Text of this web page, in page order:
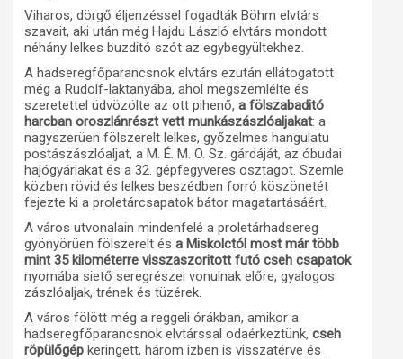
Viharos, dörgő éljenzéssel fogadták Böhm elvtárs
szavait, aki után még Hajdu László elvtárs mondott
néhány lelkes buzditó szót az egybegyültekhez.
A hadseregfőparancsnok elvtárs ezután ellátogatott
még a Rudolf-laktanyába, ahol megszemlélte és
szeretettel üdvözölte az ott pihenő, a fölszabaditó
harcban oroszlánrészt vett munkászászlóaljakat: a
nagyszerüen fölszerelt lelkes, győzelmes hangulatu
postászászlóaljat, a M. É. M. O. Sz. gárdáját, az óbudai
hajógyáriakat és a 32. gépfegyveres osztagot. Szemle
közben rövid és lelkes beszédben forró köszönetét
fejezte ki a proletárcsapatok bátor magatartásáért.
A város utvonalain mindenfelé a proletárhadsereg
gyönyörüen fölszerelt és a Miskolctól most már több
mint 35 kilométerre visszaszoritott futó cseh csapatok
nyomába siető seregrészei vonulnak előre, gyalogos
zászlóaljak, trének és tüzérek.
A város fölött még a reggeli órákban, amikor a
hadseregfőparancsnok elvtárssal odaérkeztünk, cseh
röpülőgép keringett, három izben is visszatérve és